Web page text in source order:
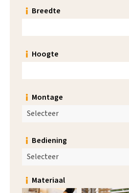
Breedte
Hoogte
Montage
Selecteer
Bediening
Selecteer
Materiaal